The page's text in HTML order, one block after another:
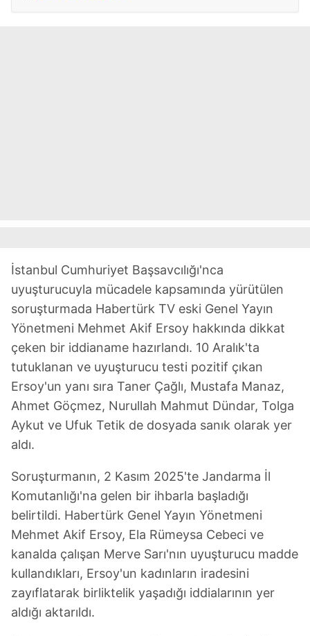
İstanbul Cumhuriyet Başsavcılığı'nca
uyuşturucuyla mücadele kapsamında yürütülen
soruşturmada Habertürk TV eski Genel Yayın
Yönetmeni Mehmet Akif Ersoy hakkında dikkat
çeken bir iddianame hazırlandı. 10 Aralık'ta
tutuklanan ve uyuşturucu testi pozitif çıkan
Ersoy'un yanı sıra Taner Çağlı, Mustafa Manaz,
Ahmet Göçmez, Nurullah Mahmut Dündar, Tolga
Aykut ve Ufuk Tetik de dosyada sanık olarak yer
aldı.
Soruşturmanın, 2 Kasım 2025'te Jandarma İl
Komutanlığı'na gelen bir ihbarla başladığı
belirtildi. Habertürk Genel Yayın Yönetmeni
Mehmet Akif Ersoy, Ela Rümeysa Cebeci ve
kanalda çalışan Merve Sarı'nın uyuşturucu madde
kullandıkları, Ersoy'un kadınların iradesini
zayıflatarak birliktelik yaşadığı iddialarının yer
aldığı aktarıldı.